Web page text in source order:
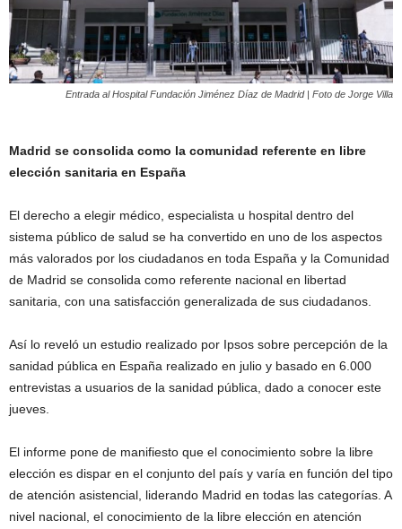
Entrada al Hospital Fundación Jiménez Díaz de Madrid | Foto de Jorge Villa
Madrid se consolida como la comunidad referente en libre
elección sanitaria en España
El derecho a elegir médico, especialista u hospital dentro del
sistema público de salud se ha convertido en uno de los aspectos
más valorados por los ciudadanos en toda España y la Comunidad
de Madrid se consolida como referente nacional en libertad
sanitaria, con una satisfacción generalizada de sus ciudadanos.
Así lo reveló un estudio realizado por Ipsos sobre percepción de la
sanidad pública en España realizado en julio y basado en 6.000
entrevistas a usuarios de la sanidad pública, dado a conocer este
jueves.
El informe pone de manifiesto que el conocimiento sobre la libre
elección es dispar en el conjunto del país y varía en función del tipo
de atención asistencial, liderando Madrid en todas las categorías. A
nivel nacional, el conocimiento de la libre elección en atención